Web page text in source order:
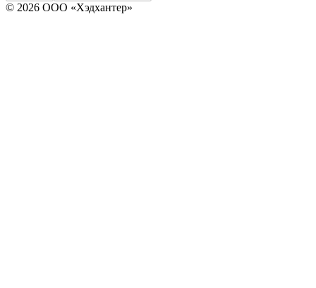
© 2026 ООО «Хэдхантер»